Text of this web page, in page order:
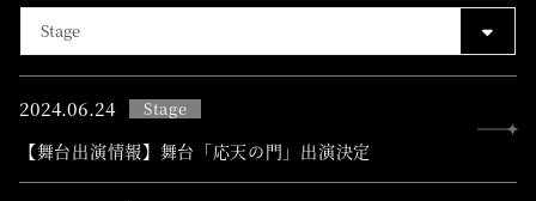
2024.06.24 Stage
【舞台出演情報】舞台「応天の門」出演決定